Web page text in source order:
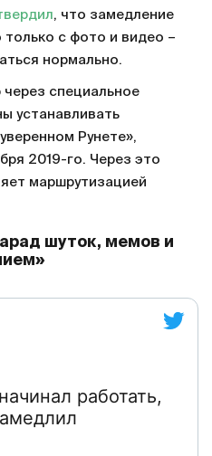
, что замедление
с фото и видео –
нормально.
специальное
устанавливать
Рунете»,
2019-го. Через это
маршрутизацией
шуток, мемов и
работать,